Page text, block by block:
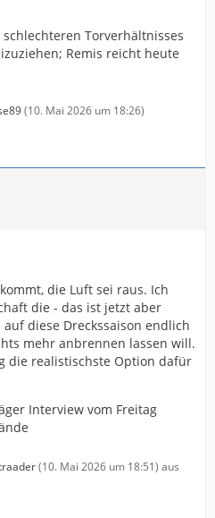
Torverhältnisses
Remis reicht heute
(10. Mai 2026 um 18:26)
die Luft sei raus. Ich
die - das ist jetzt aber
diese Dreckssaison endlich
mehr anbrennen lassen will.
die realistischste Option dafür
Interview vom Freitag
(10. Mai 2026 um 18:51) aus